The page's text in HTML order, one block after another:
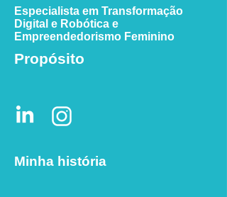
Especialista em Transformação
Digital e Robótica e
Empreendedorismo Feminino
Propósito
Minha história